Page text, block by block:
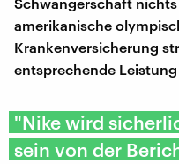
amerikanische
Krankenversicherung
entsprechende
"Nike wird
sein von der